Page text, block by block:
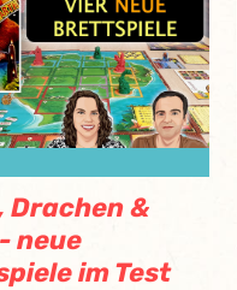
Drachen &
neue
im Test